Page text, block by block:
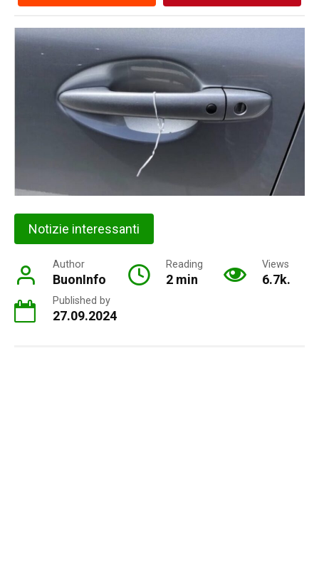
Notizie interessanti
Author
BuonInfo
Reading
2 min
Views
6.7k.
Published by
27.09.2024